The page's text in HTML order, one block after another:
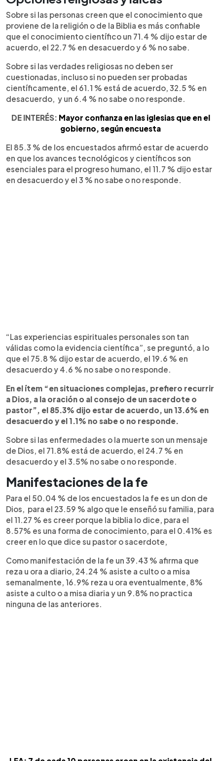
Sobre si las personas creen que el conocimiento que
proviene de la religión o de la Biblia es más confiable
que el conocimiento científico un 71.4 % dijo estar de
acuerdo, el 22.7 % en desacuerdo y 6 % no sabe.
Sobre si las verdades religiosas no deben ser
cuestionadas, incluso si no pueden ser probadas
científicamente, el 61.1 % está de acuerdo, 32.5 % en
desacuerdo, y un 6.4 % no sabe o no responde.
DE INTERÉS: Mayor confianza en las iglesias que en el
gobierno, según encuesta
El 85.3 % de los encuestados afirmó estar de acuerdo
en que los avances tecnológicos y científicos son
esenciales para el progreso humano, el 11.7 % dijo estar
en desacuerdo y el 3 % no sabe o no responde.
“Las experiencias espirituales personales son tan
válidas como la evidencia científica”, se preguntó, a lo
que el 75.8 % dijo estar de acuerdo, el 19.6 % en
desacuerdo y 4.6 % no sabe o no responde.
En el ítem “en situaciones complejas, prefiero recurrir
a Dios, a la oración o al consejo de un sacerdote o
pastor”, el 85.3% dijo estar de acuerdo, un 13.6% en
desacuerdo y el 1.1% no sabe o no responde.
Sobre si las enfermedades o la muerte son un mensaje
de Dios, el 71.8% está de acuerdo, el 24.7 % en
desacuerdo y el 3.5% no sabe o no responde.
Manifestaciones de la fe
Para el 50.04 % de los encuestados la fe es un don de
Dios, para el 23.59 % algo que le enseñó su familia, para
el 11.27 % es creer porque la biblia lo dice, para el
8.57% es una forma de conocimiento, para el 0.41% es
creer en lo que dice su pastor o sacerdote,
Como manifestación de la fe un 39.43 % afirma que
reza u ora a diario, 24.24 % asiste a culto o a misa
semanalmente, 16.9% reza u ora eventualmente, 8%
asiste a culto o a misa diaria y un 9.8% no practica
ninguna de las anteriores.